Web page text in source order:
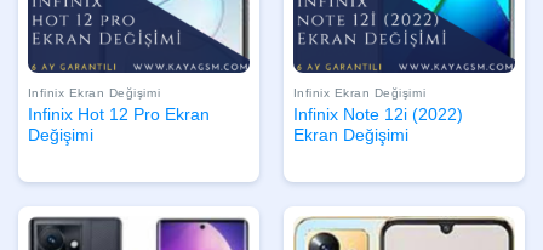
Infinix Ekran Değişimi
Infinix Hot 12 Pro Ekran
Değişimi
Infinix Ekran Değişimi
Infinix Note 12i (2022)
Ekran Değişimi